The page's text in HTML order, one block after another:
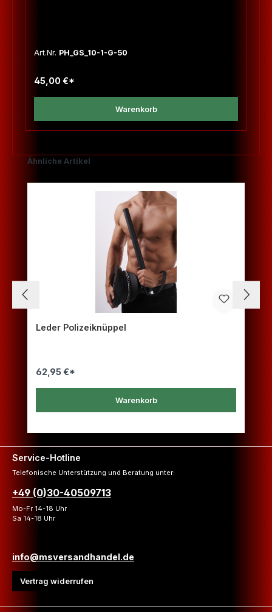
Art.Nr. PH_GS_10-1-G-50
45,00 €*
Warenkorb
Produktgalerie überspringen
Ähnliche Artikel
Leder Polizeiknüppel
62,95 €*
Warenkorb
Service-Hotline
Telefonische Unterstützung und Beratung unter:
+49 (0)30-40509713
Mo-Fr 14-18 Uhr
Sa 14-18 Uhr
info@msversandhandel.de
Vertrag widerrufen